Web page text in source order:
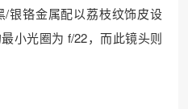
/银铬金属配以荔枝纹饰皮设
小光圈为 f/22，而此镜头则